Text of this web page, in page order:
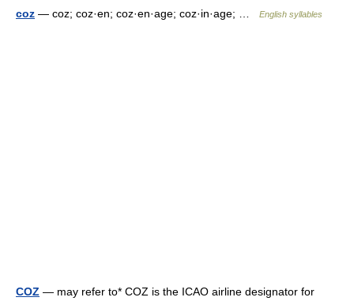
coz — coz; coz·en; coz·en·age; coz·in·age; … English syllables
COZ — may refer to* COZ is the ICAO airline designator for